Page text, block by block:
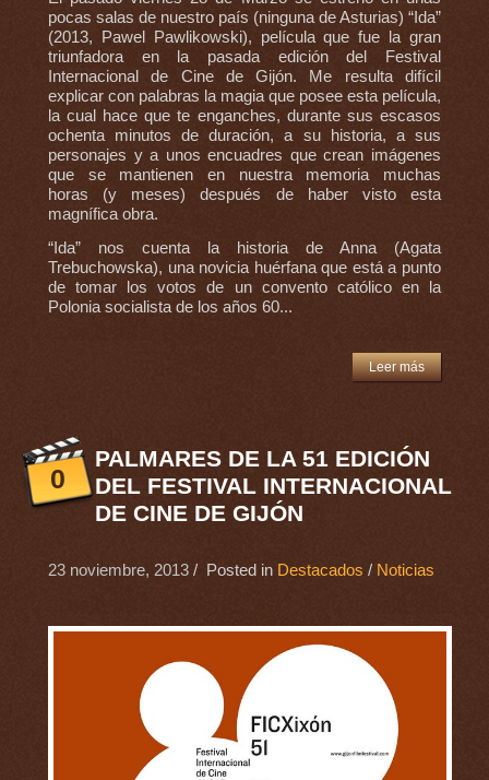
pocas salas de nuestro país (ninguna de Asturias) “Ida”
(2013, Pawel Pawlikowski), película que fue la gran
triunfadora en la pasada edición del Festival
Internacional de Cine de Gijón. Me resulta difícil
explicar con palabras la magia que posee esta película,
la cual hace que te enganches, durante sus escasos
ochenta minutos de duración, a su historia, a sus
personajes y a unos encuadres que crean imágenes
que se mantienen en nuestra memoria muchas
horas (y meses) después de haber visto esta
magnífica obra.
“Ida” nos cuenta la historia de Anna (Agata
Trebuchowska), una novicia huérfana que está a punto
de tomar los votos de un convento católico en la
Polonia socialista de los años 60...
Leer más
0
PALMARES DE LA 51 EDICIÓN
DEL FESTIVAL INTERNACIONAL
DE CINE DE GIJÓN
23 noviembre, 2013/ Posted in Destacados / Noticias